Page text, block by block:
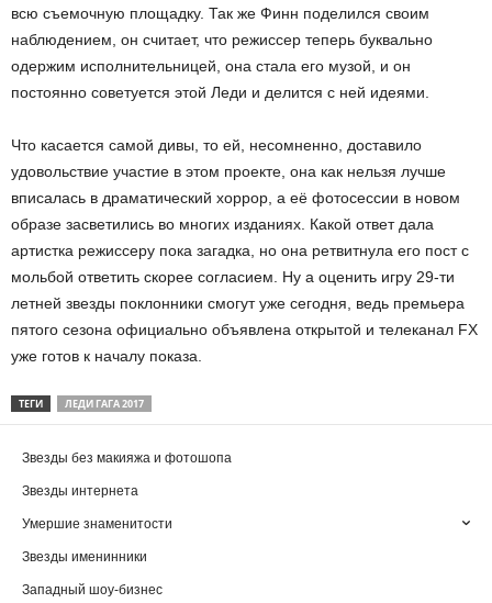
всю съемочную площадку. Так же Финн поделился своим
наблюдением, он считает, что режиссер теперь буквально
одержим исполнительницей, она стала его музой, и он
постоянно советуется этой Леди и делится с ней идеями.
Что касается самой дивы, то ей, несомненно, доставило
удовольствие участие в этом проекте, она как нельзя лучше
вписалась в драматический хоррор, а её фотосессии в новом
образе засветились во многих изданиях. Какой ответ дала
артистка режиссеру пока загадка, но она ретвитнула его пост с
мольбой ответить скорее согласием. Ну а оценить игру 29-ти
летней звезды поклонники смогут уже сегодня, ведь премьера
пятого сезона официально объявлена открытой и телеканал FX
уже готов к началу показа.
ТЕГИ ЛЕДИ ГАГА 2017
Звезды без макияжа и фотошопа
Звезды интернета
Умершие знаменитости
Звезды именинники
Западный шоу-бизнес